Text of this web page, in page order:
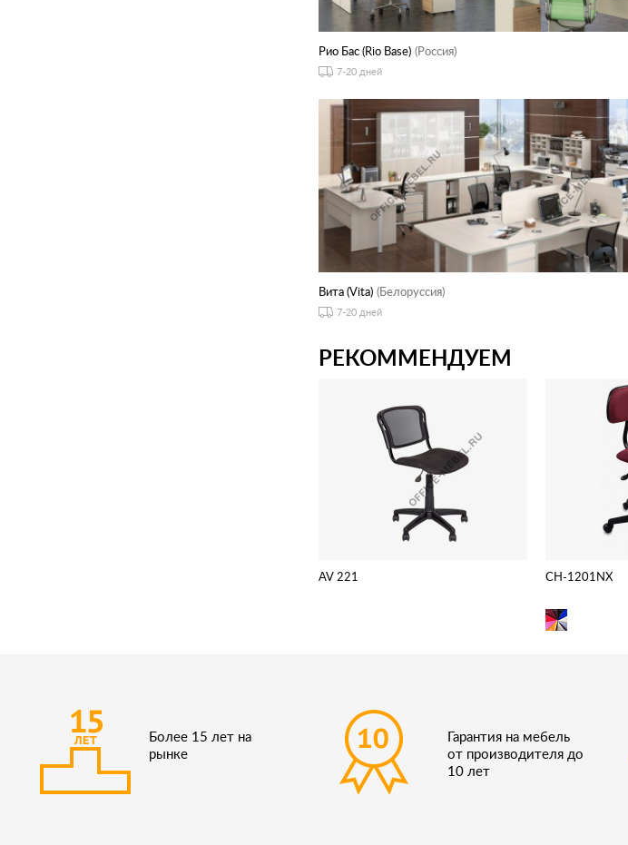
Рио Бас (Rio Base) (Россия)
7-20 дней
Вита (Vita) (Белоруссия)
7-20 дней
РЕКОММЕНДУЕМ
AV 221 CH-1201NX
Более 15 лет на
рынке
Гарантия на мебель
от производителя до
10 лет